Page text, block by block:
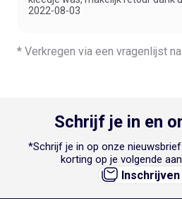
2022-08-03
* Verkregen via een vragenlijst
Schrijf je in en
*Schrijf je in op onze
korting op je volgende
Inschrijven